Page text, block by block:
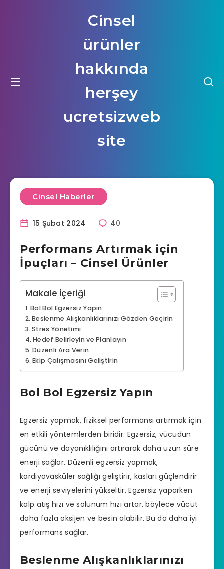
Cinsel
ürünler
hakkında
herşey
ucretsizweb
site
Cinsel Haberler
15 Şubat 2024 40
Performans Artırmak için
İpuçları – Cinsel Ürünler
Makale İçeriği
Bol Bol Egzersiz Yapın
Beslenme Alışkanlıklarınızı Gözden Geçirin
Stres Yönetimi
Hedef Belirleyin ve Planlayın
Düzenli Ara Verin
Ekip Çalışmasını Geliştirin
Bol Bol Egzersiz Yapın
Egzersiz yapmak, fiziksel performansı artırmak için
en etkili yöntemlerden biridir. Egzersiz, vücudun
gücünü ve dayanıklılığını artırarak daha uzun süre
enerji sağlar. Düzenli egzersiz yapmak,
kardiyovasküler sağlığı geliştirir, kasları güçlendirir
ve enerji seviyelerini yükseltir. Egzersiz yaparken
kalp atış hızı ve solunum hızı artar, böylece vücut
daha fazla oksijen ve besin alabilir. Bu da daha iyi
performans sağlar.
Beslenme Alışkanlıklarınızı